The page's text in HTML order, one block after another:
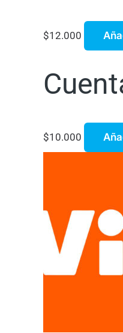
$12.000
$10.000